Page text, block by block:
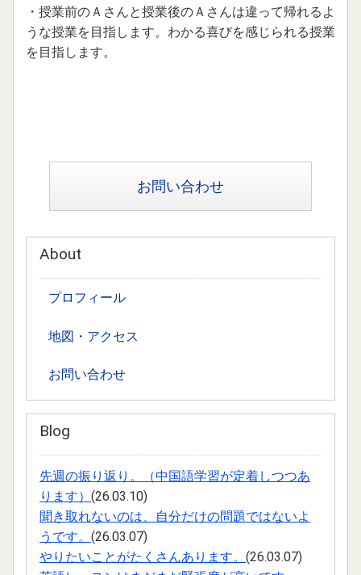
2021.10.07
１１月開講の入門クラスの募集を開始しました。
2021.04.12
6月1日（火曜日）開講の入門クラスの募集を始めました。
2021.04.09
2021.04.03
2021.04.01
Ａ三から2回目の頼りが届きました。
2021.03.17
Ａさんからの短期留学（3ヶ月予定）の報告を掲載しまし
2021.01.22
４月開講（入門クラス）の募集を追加しました。
・授業前のＡさんと授業後のＡさんは違って帰れるよ
うな授業を目指します。わかる喜びを感じられる授業
を目指します。
お問い合わせ
About
プロフィール
地図・アクセス
お問い合わせ
Blog
先週の振り返り。（中国語学習が定着しつつあ
ります） (26.03.10)
聞き取れないのは、自分だけの問題ではないよ
うです。 (26.03.07)
やりたいことがたくさんあります。 (26.03.07)